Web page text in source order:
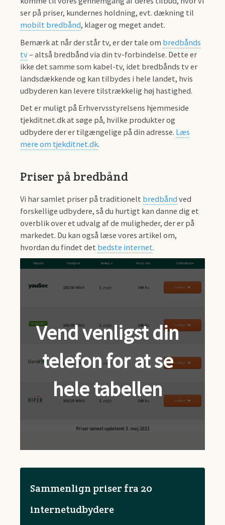
ser på priser, kundernes holdning, evt. dækning til
mobilt bredbånd, klager og meget andet.
Bemærk at når der står tv, er der tale om bredbånds
tv– altså bredbånd via din tv-forbindelse. Dette er
ikke det samme som kabel-tv, idet bredbånds tv er
landsdækkende og kan tilbydes i hele landet, hvis
udbyderen kan levere tilstrækkelig høj hastighed.
Det er muligt på Erhvervsstyrelsens hjemmeside
tjekditnet.dk at søge på, hvilke produkter og
udbydere der er tilgængelige på din adresse. Læs
mere om tjekditnet.dk.
Priser på bredbånd
Vi har samlet priser på traditionelt bredbånd ved
forskellige udbydere, så du hurtigt kan danne dig et
overblik over et udvalg af de muligheder, der er på
markedet. Du kan også læse vores artikel om,
hvordan du findet det bedste internet.
Udbyder Hastighed Binding Pris pr. mdr. Gå til udbyder
150/30 Mbit 6 mdr. 349 kr. Se tilbud
100/35 Mbit 6 mdr. 249 kr. Se tilbud
100/30 Mbit 6 mdr. 249 kr. Se tilbud
100/25 Mbit 6 mdr. 249 kr. Se tilbud
Sammenlign priser fra 20
internetudbydere